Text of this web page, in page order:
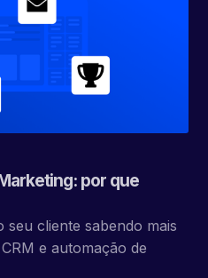
por que
seu cliente sabendo mais
e automação de